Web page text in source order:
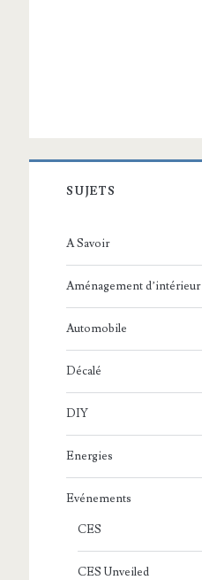
SUJETS
A Savoir
Aménagement d’intérieur
Automobile
Décalé
DIY
Energies
Evénements
CES
CES Unveiled